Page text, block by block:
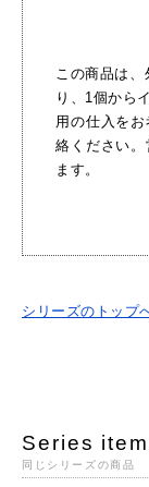
この商品は、
り、1個から
用の仕入を
絡ください
ます。
シリーズのトップ
Series
同じシリーズの商品